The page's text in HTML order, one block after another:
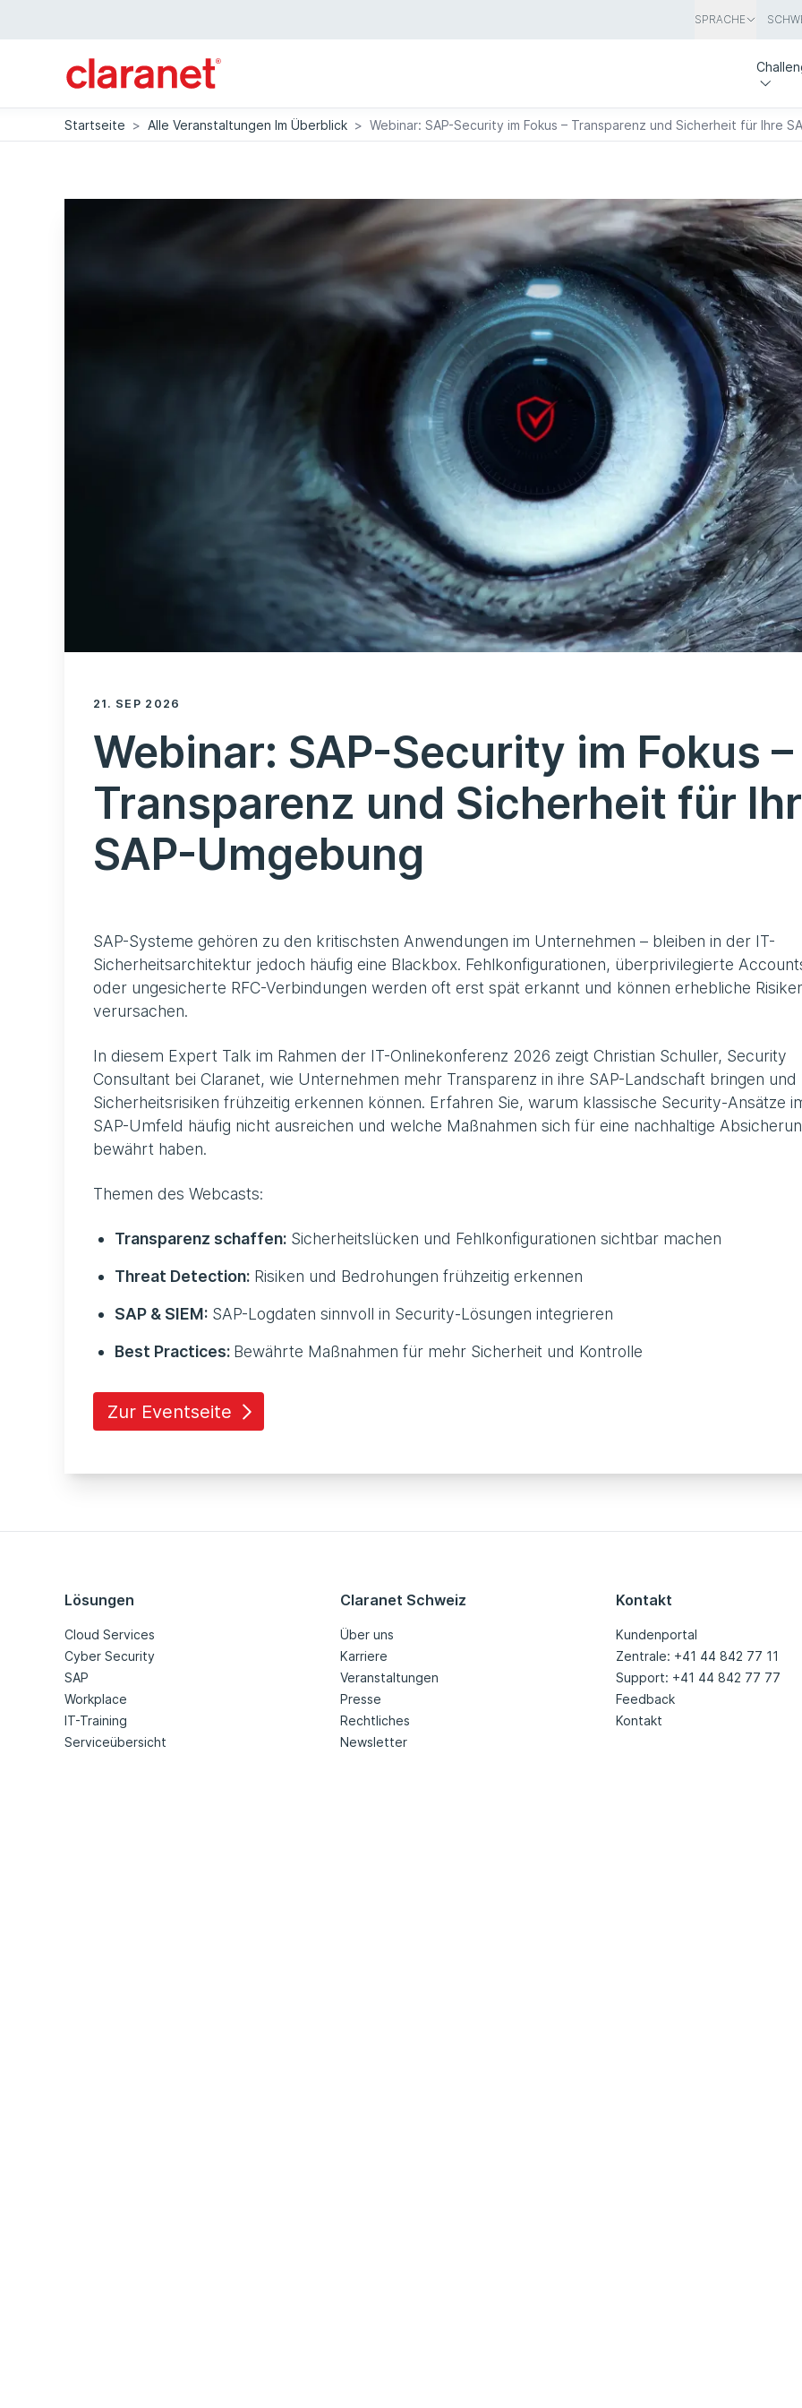
SPRACHE
Startseite > Alle Veranstaltungen Im Überblick > Webinar: SAP-Security im Fokus – Transparenz und Sicherheit für Ihre
21. SEP 2026
Webinar: SAP-Security im Fokus –
Transparenz und Sicherheit für
SAP-Umgebung
SAP-Systeme gehören zu den kritischsten Anwendungen im Unternehmen – bleiben in der IT-
Sicherheitsarchitektur jedoch häufig eine Blackbox. Fehlkonfigurationen, überprivilegierte
oder ungesicherte RFC-Verbindungen werden oft erst spät erkannt und können erhebliche
verursachen.
In diesem Expert Talk im Rahmen der IT-Onlinekonferenz 2026 zeigt Christian Schuller, Security
Consultant bei Claranet, wie Unternehmen mehr Transparenz in ihre SAP-Landschaft bringen und
Sicherheitsrisiken frühzeitig erkennen können. Erfahren Sie, warum klassische Security-Ansätze
SAP-Umfeld häufig nicht ausreichen und welche Maßnahmen sich für eine nachhaltige
bewährt haben.
Themen des Webcasts:
Transparenz schaffen: Sicherheitslücken und Fehlkonfigurationen sichtbar machen
Threat Detection: Risiken und Bedrohungen frühzeitig erkennen
SAP & SIEM: SAP-Logdaten sinnvoll in Security-Lösungen integrieren
Best Practices: Bewährte Maßnahmen für mehr Sicherheit und Kontrolle
Zur Eventseite
Lösungen
Cloud Services
Cyber Security
SAP
Workplace
IT-Training
Serviceübersicht
Claranet Schweiz
Über uns
Karriere
Veranstaltungen
Presse
Rechtliches
Newsletter
Kontakt
Kundenportal
Zentrale: +41 44 842 77 11
Support: +41 44 842 77 77
Feedback
Kontakt